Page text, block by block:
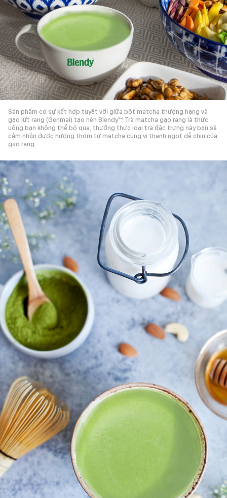
Sản phẩm có sự kết hợp tuyệt vời giữa bột matcha thượng hạng và
gạo lứt rang (Genmai) tạo nên Blendy™ Trà matcha gạo rang là thức
uống bạn không thể bỏ qua, thưởng thức loại trà đặc trưng này bạn sẽ
cảm nhận được hương thơm từ matcha cùng vị thanh ngọt dễ chịu của
gạo rang.